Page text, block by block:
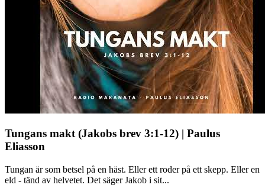
Tungans makt (Jakobs brev 3:1-12) | Paulus
Eliasson
Tungan är som betsel på en häst. Eller ett roder på ett skepp. Eller en
eld - tänd av helvetet. Det säger Jakob i sit...